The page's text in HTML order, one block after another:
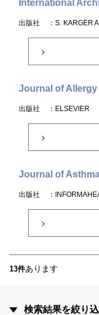
International
出版社 ：S. KARGER
Journal of
出版社 ：ELSEVIER
Journal of
出版社 ：
13件あります
検索結果を絞り